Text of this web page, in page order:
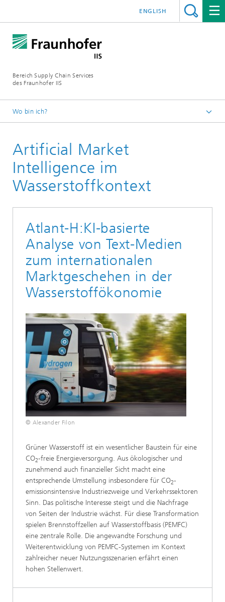
Bereich Supply Chain Services
des Fraunhofer IIS
ENGLISH
Wo bin ich?
Referenzprojekte
Artificial Market
Intelligence im
Wasserstoffkontext
Atlant-H:KI-basierte
Analyse von Text-Medien
zum internationalen
Marktgeschehen in der
Wasserstoffökonomie
© Alexander Filon
Grüner Wasserstoff ist ein wesentlicher Baustein für eine
CO2-freie Energieversorgung. Aus ökologischer und
zunehmend auch finanzieller Sicht macht eine
entsprechende Umstellung insbesondere für CO2-
emissionsintensive Industriezweige und Verkehrssektoren
Sinn. Das politische Interesse steigt und die Nachfrage
von Seiten der Industrie wächst. Für diese Transformation
spielen Brennstoffzellen auf Wasserstoffbasis (PEMFC)
eine zentrale Rolle. Die angewandte Forschung und
Weiterentwicklung von PEMFC-Systemen im Kontext
zahlreicher neuer Nutzungsszenarien erfährt einen
hohen Stellenwert.